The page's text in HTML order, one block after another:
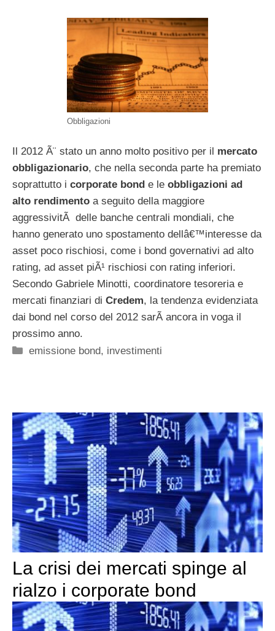
Obbligazioni
Il 2012 Ã¨ stato un anno molto positivo per il mercato
obbligazionario, che nella seconda parte ha premiato
soprattutto i corporate bond e le obbligazioni ad
alto rendimento a seguito della maggiore
aggressivitÃ delle banche centrali mondiali, che
hanno generato uno spostamento dellâ€™interesse da
asset poco rischiosi, come i bond governativi ad alto
rating, ad asset piÃ¹ rischiosi con rating inferiori.
Secondo Gabriele Minotti, coordinatore tesoreria e
mercati finanziari di Credem, la tendenza evidenziata
dai bond nel corso del 2012 sarÃ ancora in voga il
prossimo anno.
Categorie
emissione bond, investimenti
La crisi dei mercati spinge al
rialzo i corporate bond